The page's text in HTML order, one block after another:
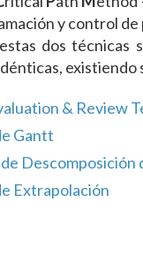
y control
dos
& Review
Gantt
Descomposición
Extrapolación